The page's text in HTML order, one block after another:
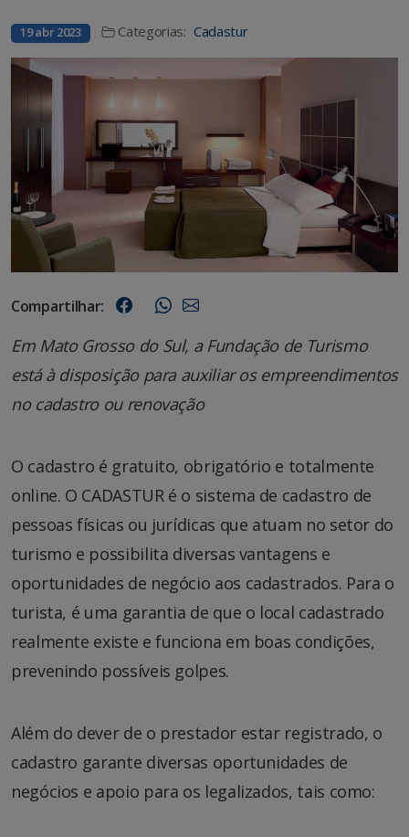
19 abr 2023 Categorias: Cadastur
Compartilhar:
Em Mato Grosso do Sul, a Fundação de Turismo
está à disposição para auxiliar os empreendimentos
no cadastro ou renovação
O cadastro é gratuito, obrigatório e totalmente
online. O CADASTUR é o sistema de cadastro de
pessoas físicas ou jurídicas que atuam no setor do
turismo e possibilita diversas vantagens e
oportunidades de negócio aos cadastrados. Para o
turista, é uma garantia de que o local cadastrado
realmente existe e funciona em boas condições,
prevenindo possíveis golpes.
Além do dever de o prestador estar registrado, o
cadastro garante diversas oportunidades de
negócios e apoio para os legalizados, tais como: